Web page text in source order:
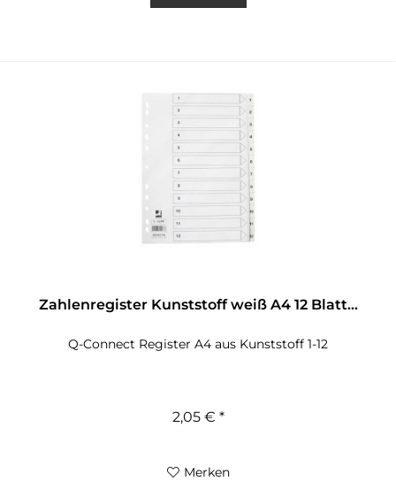
Zahlenregister Kunststoff weiß A4 12 Blatt...
Q-Connect Register A4 aus Kunststoff 1-12
2,05 € *
Merken